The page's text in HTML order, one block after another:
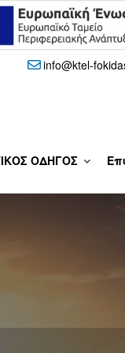
info@ktel-
ΟΔΗΓΟΣ